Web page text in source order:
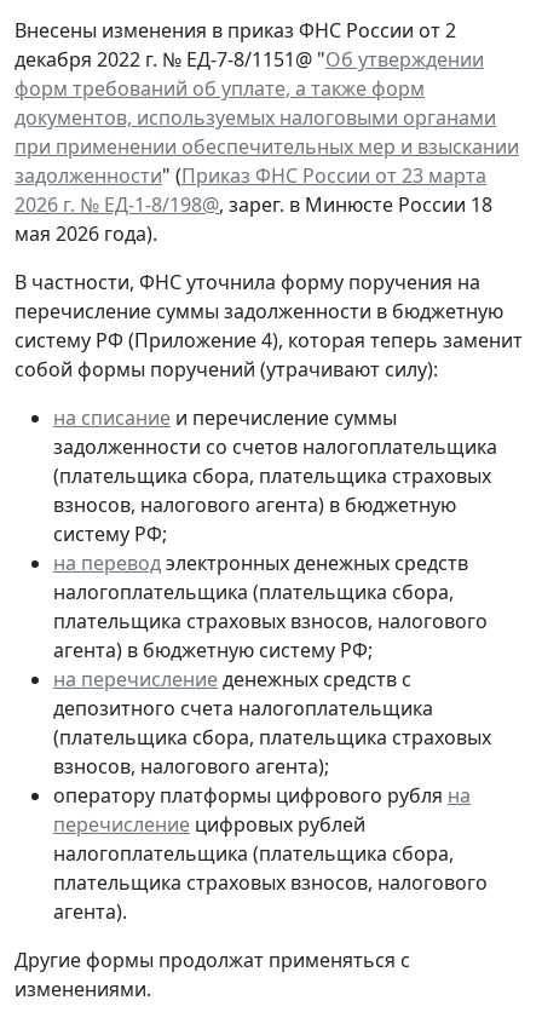
Внесены изменения в приказ ФНС России от 2
декабря 2022 г. № ЕД-7-8/1151@ "Об утверждении
форм требований об уплате, а также форм
документов, используемых налоговыми органами
при применении обеспечительных мер и взыскании
задолженности" (Приказ ФНС России от 23 марта
2026 г. № ЕД-1-8/198@, зарег. в Минюсте России 18
мая 2026 года).
В частности, ФНС уточнила форму поручения на
перечисление суммы задолженности в бюджетную
систему РФ (Приложение 4), которая теперь заменит
собой формы поручений (утрачивают силу):
на списание и перечисление суммы
задолженности со счетов налогоплательщика
(плательщика сбора, плательщика страховых
взносов, налогового агента) в бюджетную
систему РФ;
на переводэлектронных денежных средств
налогоплательщика (плательщика сбора,
плательщика страховых взносов, налогового
агента) в бюджетную систему РФ;
на перечислениеденежных средств с
депозитного счета налогоплательщика
(плательщика сбора, плательщика страховых
взносов, налогового агента);
оператору платформы цифрового рубля на
перечисление цифровых рублей
налогоплательщика (плательщика сбора,
плательщика страховых взносов, налогового
агента).
Другие формы продолжат применяться с
изменениями.